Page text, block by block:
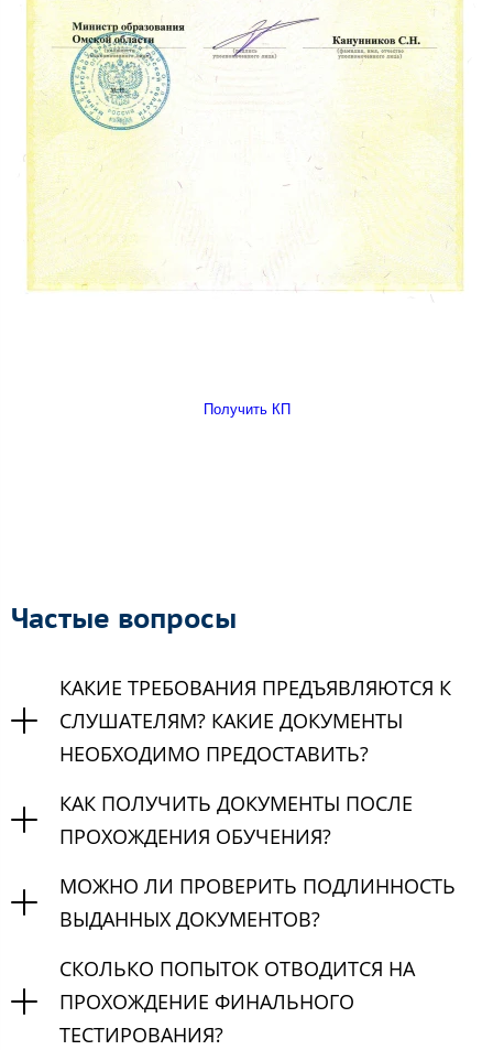
Получить КП
Частые вопросы
КАКИЕ ТРЕБОВАНИЯ ПРЕДЪЯВЛЯЮТСЯ К
СЛУШАТЕЛЯМ? КАКИЕ ДОКУМЕНТЫ
НЕОБХОДИМО ПРЕДОСТАВИТЬ?
КАК ПОЛУЧИТЬ ДОКУМЕНТЫ ПОСЛЕ
ПРОХОЖДЕНИЯ ОБУЧЕНИЯ?
МОЖНО ЛИ ПРОВЕРИТЬ ПОДЛИННОСТЬ
ВЫДАННЫХ ДОКУМЕНТОВ?
СКОЛЬКО ПОПЫТОК ОТВОДИТСЯ НА
ПРОХОЖДЕНИЕ ФИНАЛЬНОГО
ТЕСТИРОВАНИЯ?